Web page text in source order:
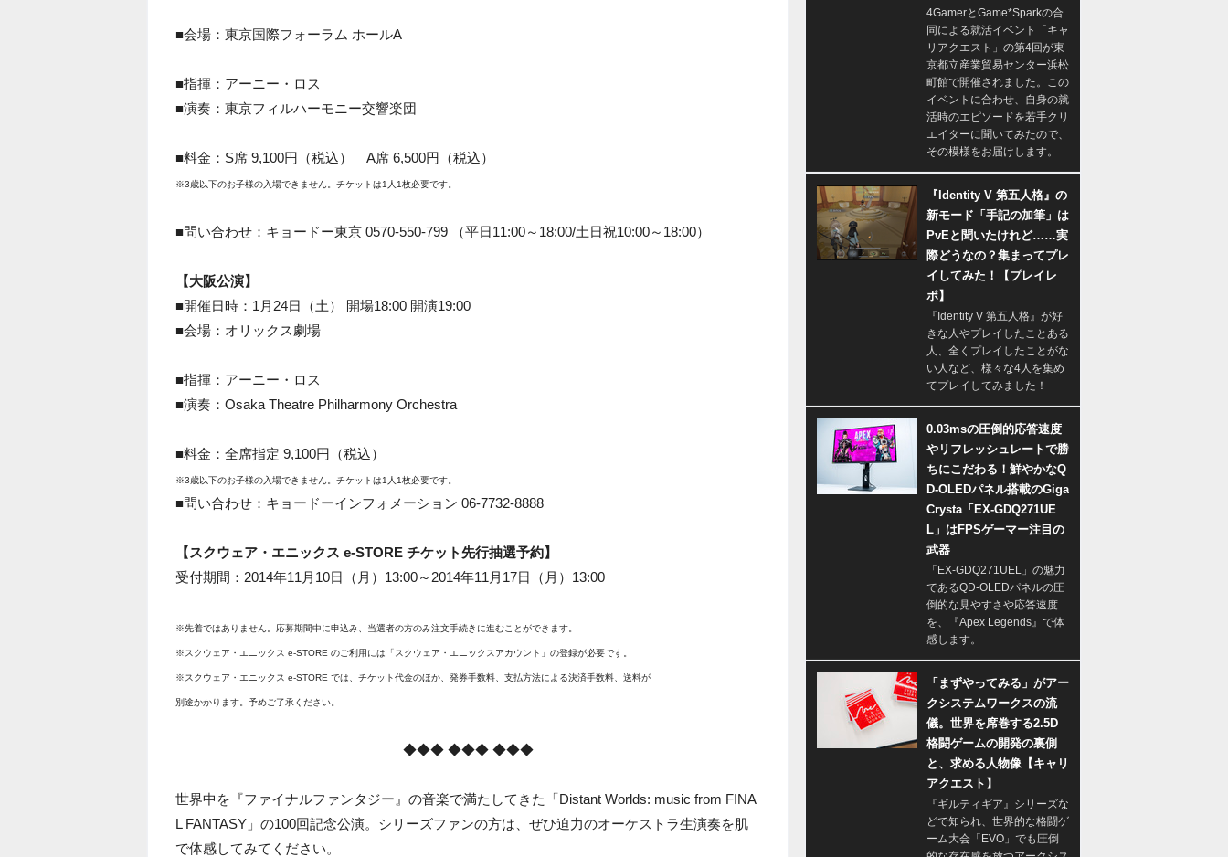
■会場：東京国際フォーラム ホールA
■指揮：アーニー・ロス
■演奏：東京フィルハーモニー交響楽団
■料金：S席 9,100円（税込） A席 6,500円（税込）
※3歳以下のお子様の入場できません。チケットは1人1枚必要です。
■問い合わせ：キョードー東京 0570-550-799 （平日11:00～18:00/土日祝10:00～18:00）
【大阪公演】
■開催日時：1月24日（土） 開場18:00 開演19:00
■会場：オリックス劇場
■指揮：アーニー・ロス
■演奏：Osaka Theatre Philharmony Orchestra
■料金：全席指定 9,100円（税込）
※3歳以下のお子様の入場できません。チケットは1人1枚必要です。
■問い合わせ：キョードーインフォメーション 06-7732-8888
【スクウェア・エニックス e-STORE チケット先行抽選予約】
受付期間：2014年11月10日（月）13:00～2014年11月17日（月）13:00
※先着ではありません。応募期間中に申込み、当選者の方のみ注文手続きに進むことができます。
※スクウェア・エニックス e-STORE のご利用には「スクウェア・エニックスアカウント」の登録が必要です。
※スクウェア・エニックス e-STORE では、チケット代金のほか、発券手数料、支払方法による決済手数料、送料が
別途かかります。予めご了承ください。
◆◆◆ ◆◆◆ ◆◆◆
世界中を『ファイナルファンタジー』の音楽で満たしてきた「Distant Worlds: music from FINA
L FANTASY」の100回記念公演。シリーズファンの方は、ぜひ迫力のオーケストラ生演奏を肌
で体感してみてください。
4GamerとGame*Sparkの合
同による就活イベント「キャ
リアクエスト」の第4回が東
京都立産業貿易センター浜松
町館で開催されました。この
イベントに合わせ、自身の就
活時のエピソードを若手クリ
エイターに聞いてみたので、
その模様をお届けします。
『Identity V 第五人格』の
新モード「手記の加筆」は
PvEと聞いたけれど……実
際どうなの？集まってプレ
イしてみた！【プレイレ
ポ】
『Identity V 第五人格』が好
きな人やプレイしたことある
人、全くプレイしたことがな
い人など、様々な4人を集め
てプレイしてみました！
0.03msの圧倒的応答速度
やリフレッシュレートで勝
ちにこだわる！鮮やかなQ
D-OLEDパネル搭載のGiga
Crysta「EX-GDQ271UE
L」はFPSゲーマー注目の
武器
「EX-GDQ271UEL」の魅力
であるQD-OLEDパネルの圧
倒的な見やすさや応答速度
を、『Apex Legends』で体
感します。
「まずやってみる」がアー
クシステムワークスの流
儀。世界を席巻する2.5D
格闘ゲームの開発の裏側
と、求める人物像【キャリ
アクエスト】
『ギルティギア』シリーズな
どで知られ、世界的な格闘ゲ
ーム大会「EVO」でも圧倒